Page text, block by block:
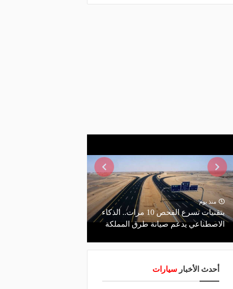
منذ يوم
بتقنيات تسرع الفحص 10 مرات.. الذكاء
الاصطناعي يدعم صيانة طرق المملكة
أحدث الأخبار سيارات